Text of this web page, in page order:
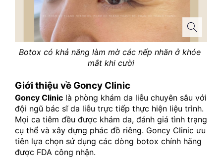
Botox có khả năng làm mờ các nếp nhăn ở khóe
mắt khi cười
Giới thiệu về Goncy Clinic
Goncy Clinic là phòng khám da liễu chuyên sâu với
đội ngũ bác sĩ da liễu trực tiếp thực hiện liệu trình.
Mọi ca tiêm đều được khám da, đánh giá tình trạng
cụ thể và xây dựng phác đồ riêng. Goncy Clinic ưu
tiên lựa chọn sử dụng các dòng botox chính hãng
được FDA công nhận.